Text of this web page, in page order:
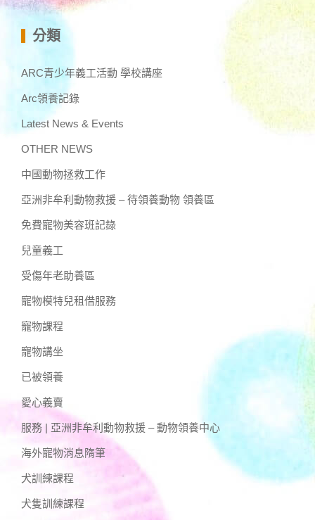
分類
ARC青少年義工活動 學校講座
Arc領養記錄
Latest News & Events
OTHER NEWS
中國動物拯救工作
亞洲非牟利動物救援 – 待領養動物 領養區
免費寵物美容班記錄
兒童義工
受傷年老助養區
寵物模特兒租借服務
寵物課程
寵物講坐
已被領養
愛心義賣
服務 | 亞洲非牟利動物救援 – 動物領養中心
海外寵物消息隋筆
犬訓練課程
犬隻訓練課程